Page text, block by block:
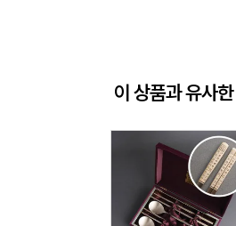
이 상품과 유사한